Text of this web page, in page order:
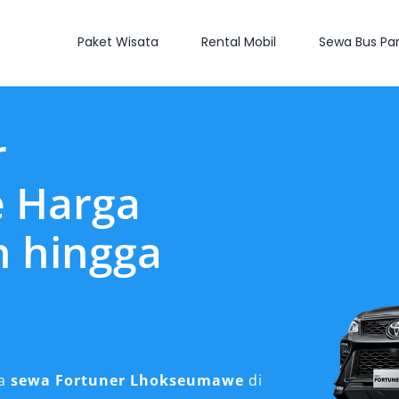
Paket Wisata Rental Mobil Sewa Bus
hingga
sewa Fortuner Lhokseumawe di